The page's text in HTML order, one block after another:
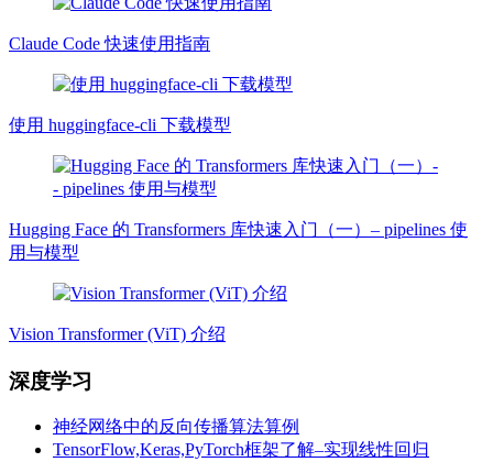
Claude Code 快速使用指南
使用 huggingface-cli 下载模型
Hugging Face 的 Transformers 库快速入门（一）– pipelines 使
用与模型
Vision Transformer (ViT) 介绍
深度学习
神经网络中的反向传播算法算例
TensorFlow,Keras,PyTorch框架了解–实现线性回归